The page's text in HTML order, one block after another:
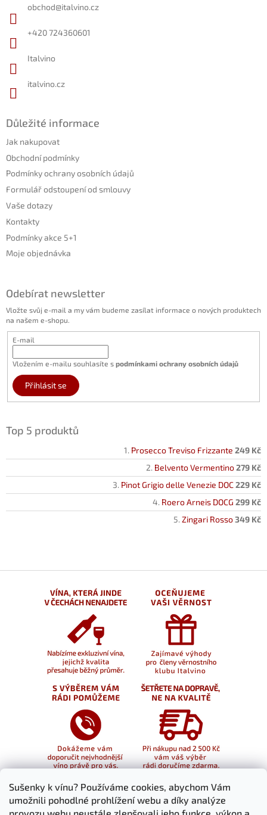
Sušenky k vínu? Používáme cookies, abychom Vám
umožnili pohodlné prohlížení webu a díky analýze
obchod@italvino.cz
+420 724360601
Italvino
italvino.cz
Důležité informace
Jak nakupovat
Obchodní podmínky
Podmínky ochrany osobních údajů
Formulář odstoupení od smlouvy
Vaše dotazy
Kontakty
Podmínky akce 5+1
Moje objednávka
Odebírat newsletter
Vložte svůj e-mail a my vám budeme zasílat informace o nových produktech
na našem e-shopu.
E-mail
Vložením e-mailu souhlasíte s podmínkami ochrany osobních údajů
Přihlásit se
Top 5 produktů
Prosecco Treviso Frizzante 249 Kč
Belvento Vermentino279 Kč
Pinot Grigio delle Venezie DOC229 Kč
Roero Arneis DOCG 299 Kč
Zingari Rosso349 Kč